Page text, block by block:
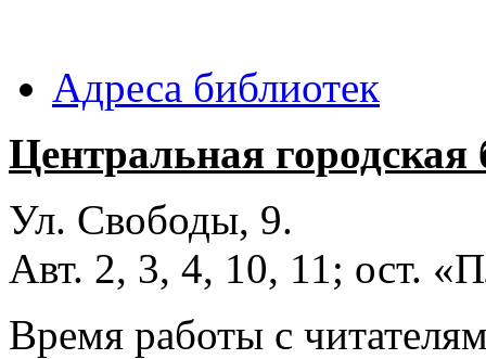
Адреса библиотек
Центральная
Ул. Свободы, 9.
Авт. 2, 3, 4, 10, 11; ост.
Время работы с